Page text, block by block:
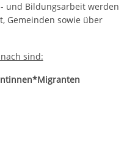
und Bildungsarbeit werden
Gemeinden sowie über
sind: